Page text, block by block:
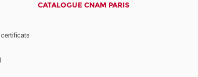
CATALOGUE CNAM PARIS